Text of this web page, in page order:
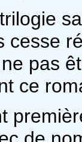
cesse
pas
ce